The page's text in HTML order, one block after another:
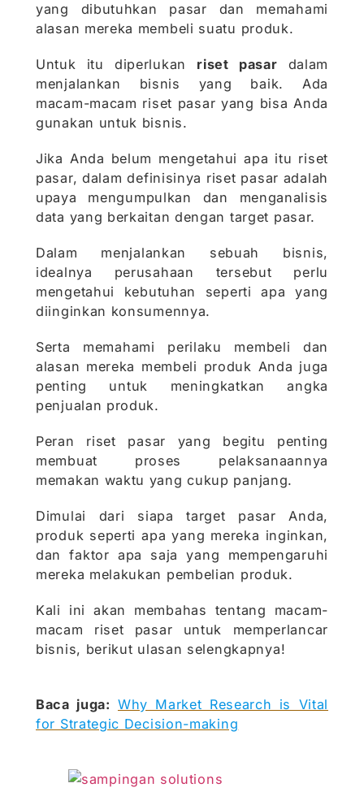
yang dibutuhkan pasar dan memahami
alasan mereka membeli suatu produk.
Untuk itu diperlukan riset pasar dalam
menjalankan bisnis yang baik. Ada
macam-macam riset pasar yang bisa Anda
gunakan untuk bisnis.
Jika Anda belum mengetahui apa itu riset
pasar, dalam definisinya riset pasar adalah
upaya mengumpulkan dan menganalisis
data yang berkaitan dengan target pasar.
Dalam menjalankan sebuah bisnis,
idealnya perusahaan tersebut perlu
mengetahui kebutuhan seperti apa yang
diinginkan konsumennya.
Serta memahami perilaku membeli dan
alasan mereka membeli produk Anda juga
penting untuk meningkatkan angka
penjualan produk.
Peran riset pasar yang begitu penting
membuat proses pelaksanaannya
memakan waktu yang cukup panjang.
Dimulai dari siapa target pasar Anda,
produk seperti apa yang mereka inginkan,
dan faktor apa saja yang mempengaruhi
mereka melakukan pembelian produk.
Kali ini akan membahas tentang macam-
macam riset pasar untuk memperlancar
bisnis, berikut ulasan selengkapnya!
Baca juga: Why Market Research is Vital
for Strategic Decision-making